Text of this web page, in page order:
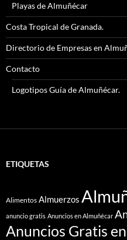
Playas de Almuñécar
Costa Tropical de Granada.
Directorio de Empresas en
Contacto
Logotipos Guía de Almuñécar.
ETIQUETAS
Alimentos Almuerzos
anuncio gratis Anuncios en Almuñécar
Anuncios Gratis